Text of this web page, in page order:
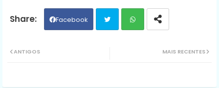
Facebook
ap
MAIS RECENTES
ANTIGOS